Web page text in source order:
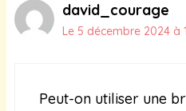
david_courage
Le 5 décembre 2024 à
Peut-on utiliser une